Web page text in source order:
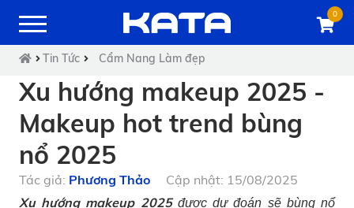
0
Tin Tức Cẩm Nang Làm đẹp
Xu hướng makeup 2025 -
Makeup hot trend bùng
nổ 2025
Tác giả: Phương Thảo
Cập nhật: 15/08/2025
Xu hướng makeup 2025được dự đoán sẽ bùng nổ